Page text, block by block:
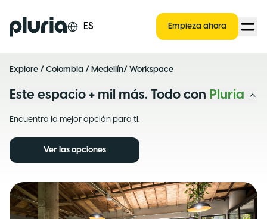
Logo Pluria ES Empieza ahora
Explore / Colombia / Medellín/ Workspace
Este espacio + mil más. Todo con Pluria
Encuentra la mejor opción para ti.
Ver las opciones